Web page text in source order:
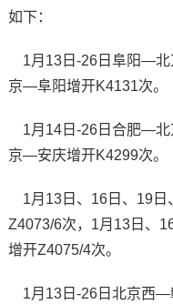
如下：
1月13日-26日阜阳—北
京—阜阳增开K4131次。
1月14日-26日合肥—北
京—安庆增开K4299次。
1月13日、16日、19日
Z4073/6次，1月13日、
增开Z4075/4次。
1月13日-26日北京西—